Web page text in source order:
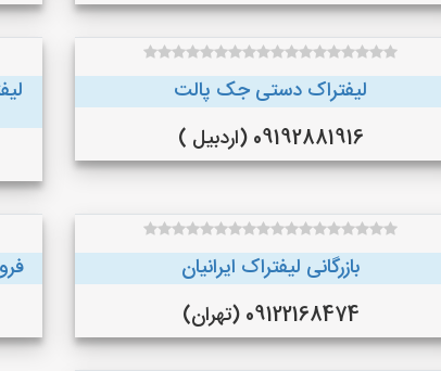
لیفتراک دستی جک پالت
09192881916 (اردبیل )
بازرگانی لیفتراک ایرانیان
09122168474 (تهران)